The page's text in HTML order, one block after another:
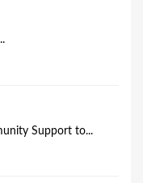
Support to...